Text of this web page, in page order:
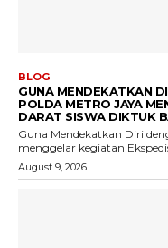
BLOG
GUNA MENDEKATKAN
POLDA METRO JAYA
DARAT SISWA DIKTUK
Guna Mendekatkan Diri
menggelar kegiatan
August 9, 2026